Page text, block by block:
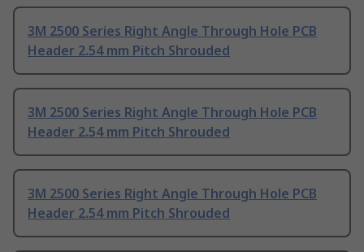
3M 2500 Series Right Angle Through Hole PCB
Header 2.54 mm Pitch Shrouded
3M 2500 Series Right Angle Through Hole PCB
Header 2.54 mm Pitch Shrouded
3M 2500 Series Right Angle Through Hole PCB
Header 2.54 mm Pitch Shrouded